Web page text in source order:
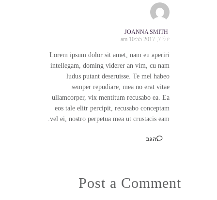
JOANNA SMITH
יולי 7, 2017 10:55 am
Lorem ipsum dolor sit amet, nam eu aperiri
intellegam, doming viderer an vim, cu nam
ludus putant deseruisse. Te mel habeo
semper repudiare, mea no erat vitae
ullamcorper, vix mentitum recusabo ea. Ea
eos tale elitr percipit, recusabo conceptam
vel ei, nostro perpetua mea ut crustacis eam.
הגב
Post a Comment